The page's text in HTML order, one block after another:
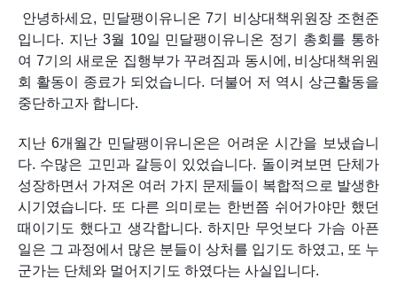
입니다. 지난 3월 10일 민달팽이유니온 정기 총회를 통하
여 7기의 새로운 집행부가 꾸려짐과 동시에, 비상대책위원
회 활동이 종료가 되었습니다. 더불어 저 역시 상근활동을
중단하고자 합니다.
지난 6개월간 민달팽이유니온은 어려운 시간을 보냈습니
다. 수많은 고민과 갈등이 있었습니다. 돌이켜보면 단체가
성장하면서 가져온 여러 가지 문제들이 복합적으로 발생한
시기였습니다. 또 다른 의미로는 한번쯤 쉬어가야만 했던
때이기도 했다고 생각합니다. 하지만 무엇보다 가슴 아픈
일은 그 과정에서 많은 분들이 상처를 입기도 하였고, 또 누
군가는 단체와 멀어지기도 하였다는 사실입니다.